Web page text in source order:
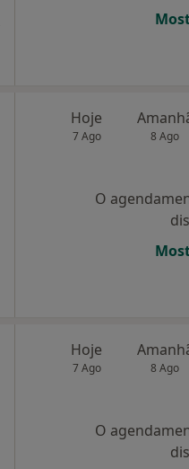
Hoje
7 Ago 8 Ago
O
Hoje
7 Ago 8 Ago
O